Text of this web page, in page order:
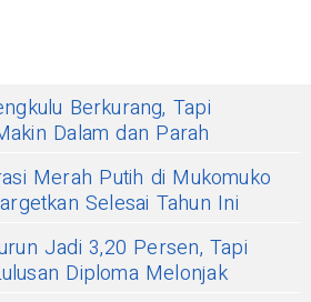
Berkurang, Tapi
Dalam dan Parah
Merah Putih di Mukomuko
Selesai Tahun Ini
Jadi 3,20 Persen, Tapi
Diploma Melonjak